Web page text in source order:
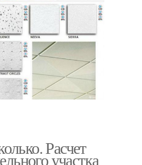
Расчет
участка